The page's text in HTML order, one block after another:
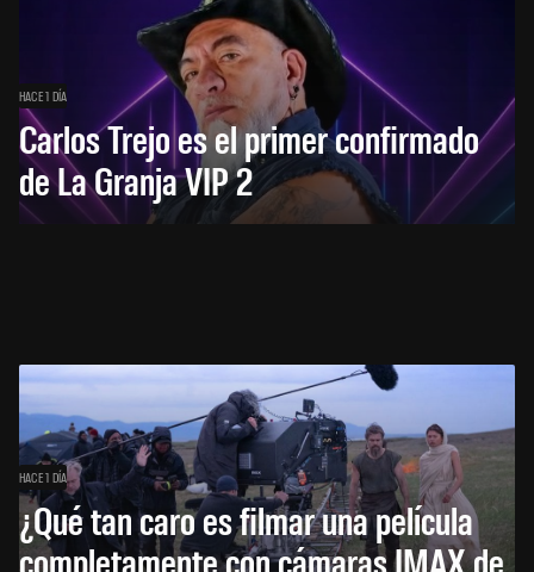
HACE 1 DÍA
Carlos Trejo es el primer confirmado
de La Granja VIP 2
HACE 1 DÍA
¿Qué tan caro es filmar una película
completamente con cámaras IMAX de